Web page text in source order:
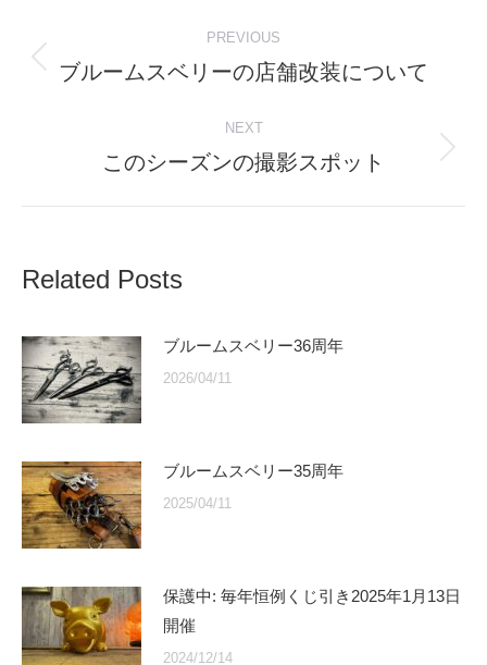
navigation
PREVIOUS
Previous
ブルームスベリーの店舗改装について
NEXT
Next
このシーズンの撮影スポット
Related Posts
ブルームスベリー36周年
2026/04/11
ブルームスベリー35周年
2025/04/11
保護中: 毎年恒例くじ引き2025年1月13日
開催
2024/12/14